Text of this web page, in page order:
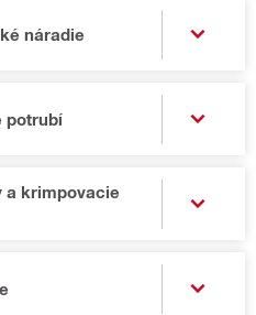
náradie
potrubí
a krimpovacie